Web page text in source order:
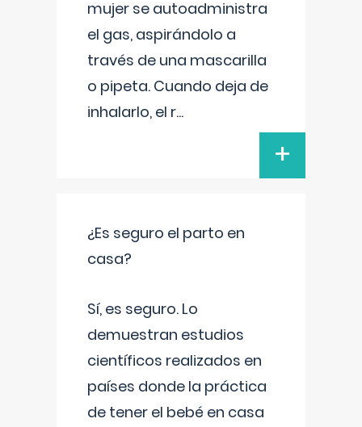
mujer se autoadministra
el gas, aspirándolo a
través de una mascarilla
o pipeta. Cuando deja de
inhalarlo, el r...
+
¿Es seguro el parto en
casa?
Sí, es seguro. Lo
demuestran estudios
científicos realizados en
países donde la práctica
de tener el bebé en casa